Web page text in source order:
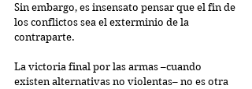
Sin embargo, es insensato pensar que el fin de
los conflictos sea el exterminio de la
contraparte.
La victoria final por las armas –cuando
existen alternativas no violentas– no es otra